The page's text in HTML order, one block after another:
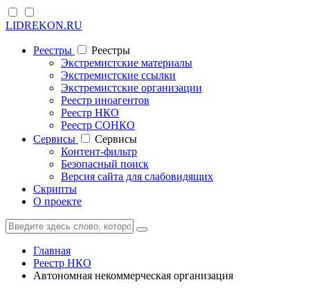
LIDREKON.RU
Реестры
Реестры
Экстремистские материалы
Экстремистские ссылки
Экстремистские организации
Реестр иноагентов
Реестр НКО
Реестр СОНКО
Cервисы
Cервисы
Контент-фильтр
Безопасный поиск
Версия сайта для слабовидящих
Скрипты
О проекте
Главная
Реестр НКО
Автономная некоммерческая организация